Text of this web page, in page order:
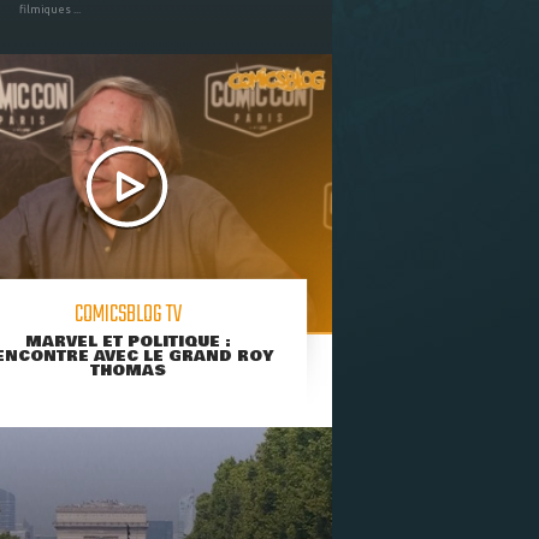
filmiques ...
COMICSBLOG TV
MARVEL ET POLITIQUE :
AVEC LE GRAND ROY
THOMAS